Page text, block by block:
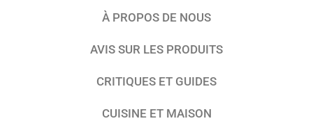
À PROPOS DE NOUS
AVIS SUR LES PRODUITS
CRITIQUES ET GUIDES
CUISINE ET MAISON